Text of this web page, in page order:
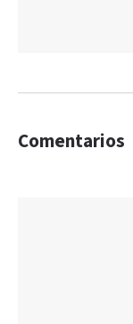
Comentarios